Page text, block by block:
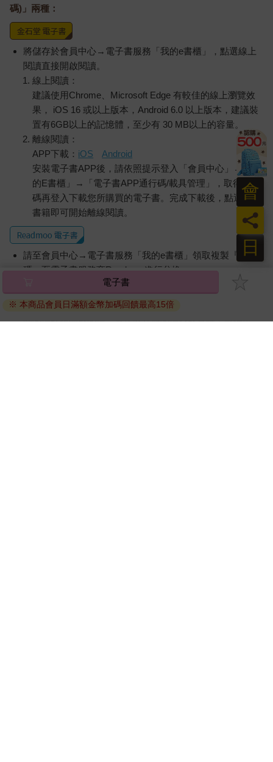
碼)」兩種：
將儲存於會員中心→電子書服務「我的e書櫃」，點選線上
閱讀直接開啟閱讀。
線上閱讀：
建議使用Chrome、Microsoft Edge 有較佳的線上瀏覽效
果， iOS 16 或以上版本，Android 6.0 以上版本，建議裝
置有6GB以上的記憶體，至少有 30 MB以上的容量。
離線閱讀：
APP下載： iOS
Android
安裝電子書APP後，請依照提示登入「會員中心」→「我
的E書櫃」→「電子書APP通行碼/載具管理」，取得通行
碼再登入下載您所購買的電子書。完成下載後，點選任一
書籍即可開始離線閱讀。
請至會員中心→電子書服務「我的e書櫃」領取複製『兌換
碼』至電子書服務商Readmoo進行兌換。
因版權保護，您在金石堂所購買的電子書僅能以金石堂專屬
的閱讀軟體開啟閱讀，無法以其他閱讀器或直接下載檔案。
電子書
※ 本商品會員日滿額金幣加碼回饋最高15倍
日
員
會